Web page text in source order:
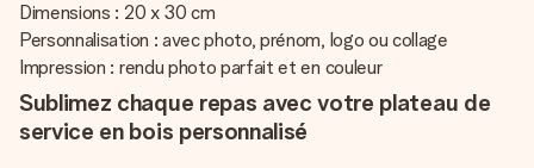
Dimensions : 20 x 30 cm
Personnalisation : avec photo, prénom, logo ou collage
Impression : rendu photo parfait et en couleur
Sublimez chaque repas avec votre plateau de
service en bois personnalisé